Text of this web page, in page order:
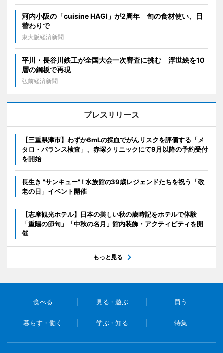
河内小阪の「cuisine HAGI」が2周年 旬の食材使い、日
替わりで
東大阪経済新聞
平川・長谷川鉄工が全国大会一次審査に挑む 浮世絵を10
層の鋼板で再現
弘前経済新聞
プレスリリース
【三重県津市】わずか6mLの採血でがんリスクを評価する「メ
タロ・バランス検査」、赤塚クリニックにて9月以降の予約受付
を開始
長生き "サンキュー" ! 水族館の39歳レジェンドたちを祝う「敬
老の日」イベント開催
【志摩観光ホテル】日本の美しい秋の歳時記をホテルで体験
「重陽の節句」「中秋の名月」館内装飾・アクティビティを開
催
もっと見る
食べる 見る・遊ぶ 買う
暮らす・働く 学ぶ・知る 特集